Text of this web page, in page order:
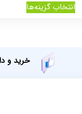
انتخاب گزینه‌ها
خرید و